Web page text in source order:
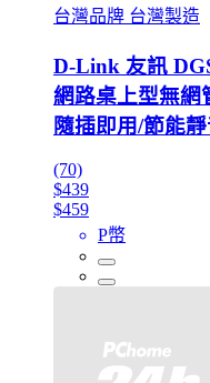
台灣品牌 台灣製造
D-Link 友訊
網路桌上型無網
隨插即用/節能
(70)
$439
$459
P幣